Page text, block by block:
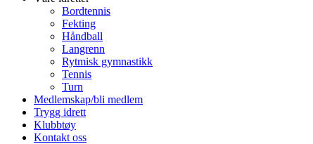
Bordtennis
Fekting
Håndball
Langrenn
Rytmisk gymnastikk
Tennis
Turn
Medlemskap/bli medlem
Trygg idrett
Klubbtøy
Kontakt oss